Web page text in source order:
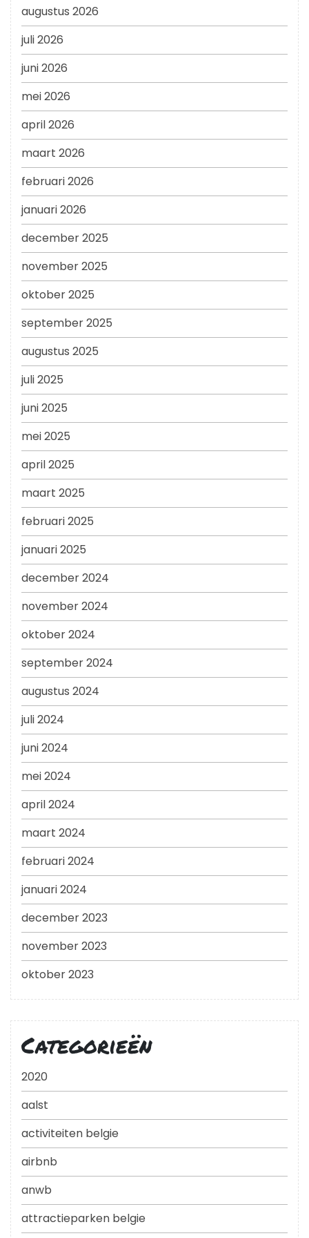
augustus 2026
juli 2026
juni 2026
mei 2026
april 2026
maart 2026
februari 2026
januari 2026
december 2025
november 2025
oktober 2025
september 2025
augustus 2025
juli 2025
juni 2025
mei 2025
april 2025
maart 2025
februari 2025
januari 2025
december 2024
november 2024
oktober 2024
september 2024
augustus 2024
juli 2024
juni 2024
mei 2024
april 2024
maart 2024
februari 2024
januari 2024
december 2023
november 2023
oktober 2023
Categorieën
2020
aalst
activiteiten belgie
airbnb
anwb
attractieparken belgie